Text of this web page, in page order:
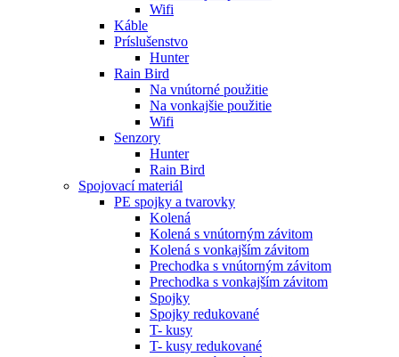
Wifi
Káble
Príslušenstvo
Hunter
Rain Bird
Na vnútorné použitie
Na vonkajšie použitie
Wifi
Senzory
Hunter
Rain Bird
Spojovací materiál
PE spojky a tvarovky
Kolená
Kolená s vnútorným závitom
Kolená s vonkajším závitom
Prechodka s vnútorným závitom
Prechodka s vonkajším závitom
Spojky
Spojky redukované
T- kusy
T- kusy redukované